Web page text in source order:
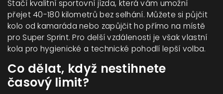
Stačí kvalitní sportovní jízda, která vám umožní
přejet 40-180 kilometrů bez selhání. Můžete si půjčit
kolo od kamaráda nebo zapůjčit ho přímo na místě
pro Super Sprint. Pro delší vzdálenosti je však vlastní
kola pro hygienické a technické pohodlí lepší volba.
Co dělat, když nestihnete
časový limit?